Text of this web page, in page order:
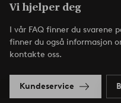
Vi hjelper deg
I vår FAQ finner du svarene
finner du også informasjon
kontakte oss.
Kundeservice